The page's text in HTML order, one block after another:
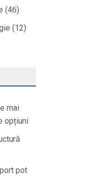
(46)
(12)
mai
opțiuni
pot